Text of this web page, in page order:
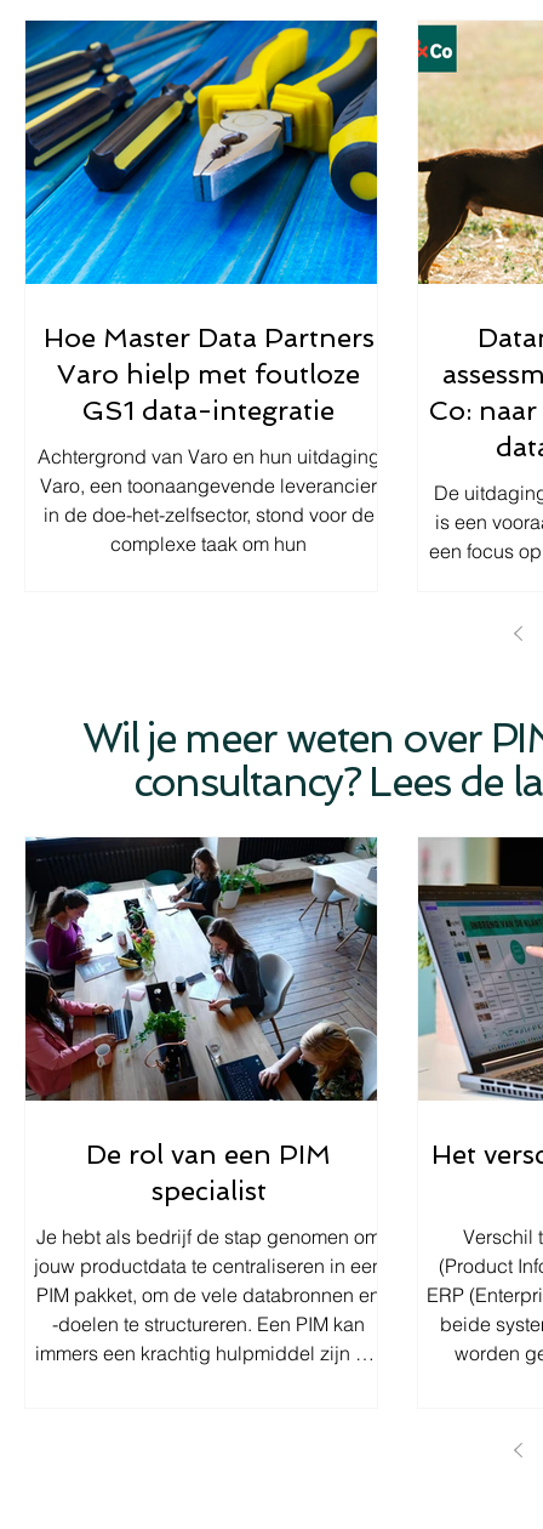
Hoe Master Data Partners
Varo hielp met foutloze
GS1 data-integratie
Achtergrond van Varo en hun uitdaging
Varo, een toonaangevende leverancier
in de doe-het-zelfsector, stond voor de
complexe taak om hun
systemen zoals Contentserv (PIM),
Qmica (validatietool), en GS1 My
Product Manager. Het proces omvatte
uitdagingen op het gebied van
datamapping, validatie,
Co:
De
is een
een focus
tot
manier
volgende
Wil je meer weten over
consultancy? Lees de
De rol van een PIM
specialist
Je hebt als bedrijf de stap genomen om
jouw productdata te centraliseren in een
PIM pakket, om de vele databronnen en
-doelen te structureren. Een PIM kan
immers een krachtig hulpmiddel zijn om
Het
Verschil
(Product
ERP
beide
worden